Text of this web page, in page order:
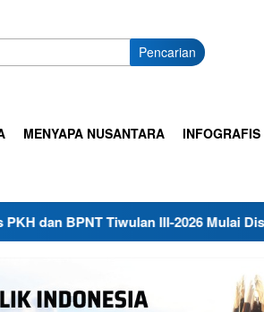
Pencarian
MENYAPA NUSANTARA INFOGRAFIS
BPNT Tiwulan III-2026 Mulai Disalurkan